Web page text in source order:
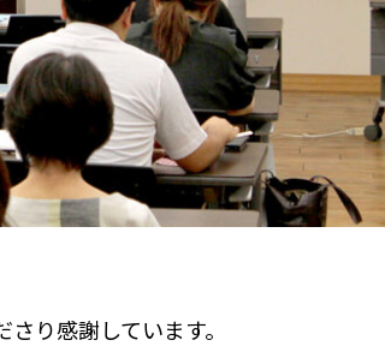
り感謝しています。